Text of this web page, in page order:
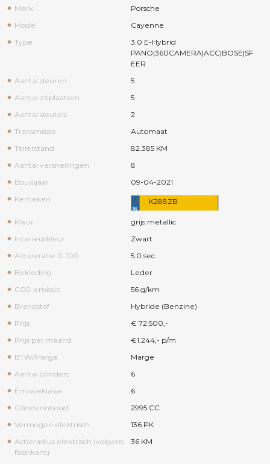
Merk
Porsche
Model
Cayenne
Type
3.0 E-Hybrid
PANO|360CAMERA|ACC|BOSE|SF
EER
Aantal deuren
5
Aantal zitplaatsen
5
Aantal sleutels
2
Transmissie
Automaat
Tellerstand
82.385 KM
Aantal versnellingen
8
Bouwjaar
09-04-2021
Kenteken
K288ZB
Kleur
grijs metallic
Interieurkleur
Zwart
Acceleratie 0-100
5.0 sec.
Bekleding
Leder
CO2-emissie
56 g/km
Brandstof
Hybride (Benzine)
Prijs
€ 72.500,-
Prijs per maand
€1.244,- p/m
BTW/Marge
Marge
Aantal cilinders
6
Emissieklasse
6
Cilinderinhoud
2995 CC
Vermogen elektrisch
136 PK
Actieradius elektrisch (volgens
fabrikant)
36 KM